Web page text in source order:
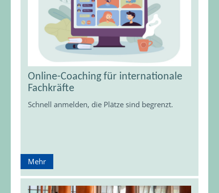
Online-Coaching für internationale
Fachkräfte
Schnell anmelden, die Plätze sind begrenzt.
Mehr